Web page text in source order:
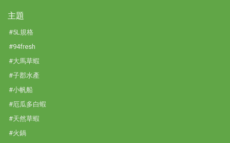
主題
#5L規格
#94fresh
#大馬草蝦
#子郡水產
#小帆船
#厄瓜多白蝦
#天然草蝦
#火鍋